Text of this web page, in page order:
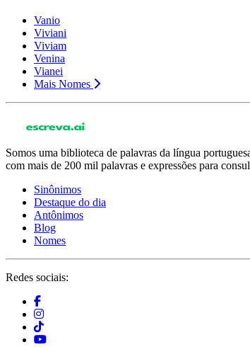
Vanio
Viviani
Viviam
Venina
Vianei
Mais Nomes
Somos uma biblioteca de palavras da língua
com mais de 200 mil palavras e expressões para
Sinônimos
Destaque do dia
Antônimos
Blog
Nomes
Redes sociais: